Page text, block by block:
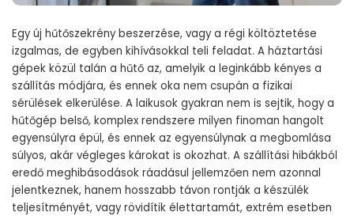
Egy új hűtőszekrény beszerzése, vagy a régi költöztetése
izgalmas, de egyben kihívásokkal teli feladat. A háztartási
gépek közül talán a hűtő az, amelyik a leginkább kényes a
szállítás módjára, és ennek oka nem csupán a fizikai
sérülések elkerülése. A laikusok gyakran nem is sejtik, hogy a
hűtőgép belső, komplex rendszere milyen finoman hangolt
egyensúlyra épül, és ennek az egyensúlynak a megbomlása
súlyos, akár végleges károkat is okozhat. A szállítási hibákból
eredő meghibásodások ráadásul jellemzően nem azonnal
jelentkeznek, hanem hosszabb távon rontják a készülék
teljesítményét, vagy rövidítik élettartamát, extrém esetben